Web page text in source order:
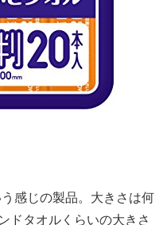
感じの製品。大きさは何
ドタオルくらいの大きさ